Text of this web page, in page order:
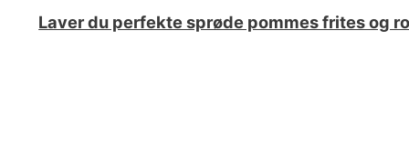
Laver du perfekte sprøde pommes frites og